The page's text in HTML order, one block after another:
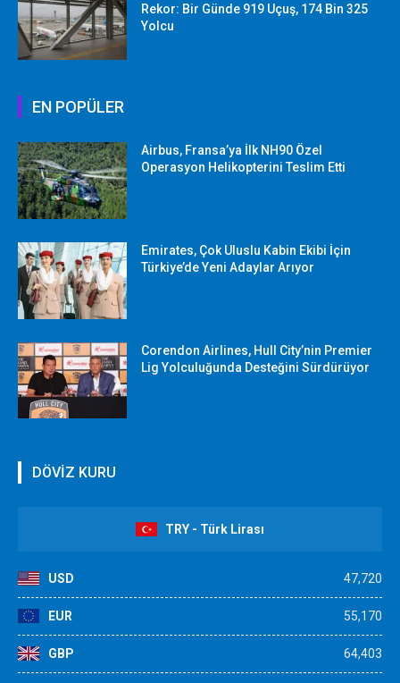
Rekor: Bir Günde 919 Uçuş, 174 Bin 325
Yolcu
EN POPÜLER
Airbus, Fransa’ya İlk NH90 Özel
Operasyon Helikopterini Teslim Etti
Emirates, Çok Uluslu Kabin Ekibi İçin
Türkiye’de Yeni Adaylar Arıyor
Corendon Airlines, Hull City’nin Premier
Lig Yolculuğunda Desteğini Sürdürüyor
DÖVİZ KURU
TRY - Türk Lirası
USD 47,720
EUR 55,170
GBP 64,403